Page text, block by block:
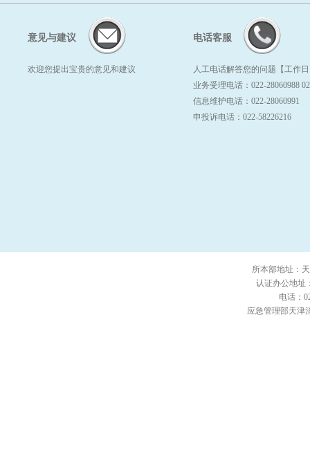
意见与建议
欢迎您提出宝贵的意见和建议
电话客服
人工电话解答您的问题【工作日
业务受理电话：022-28060988
信息维护电话：022-28060991
申投诉电话：022-58226216
所本部地址：
认证办公地址
电话：
应急管理部天津